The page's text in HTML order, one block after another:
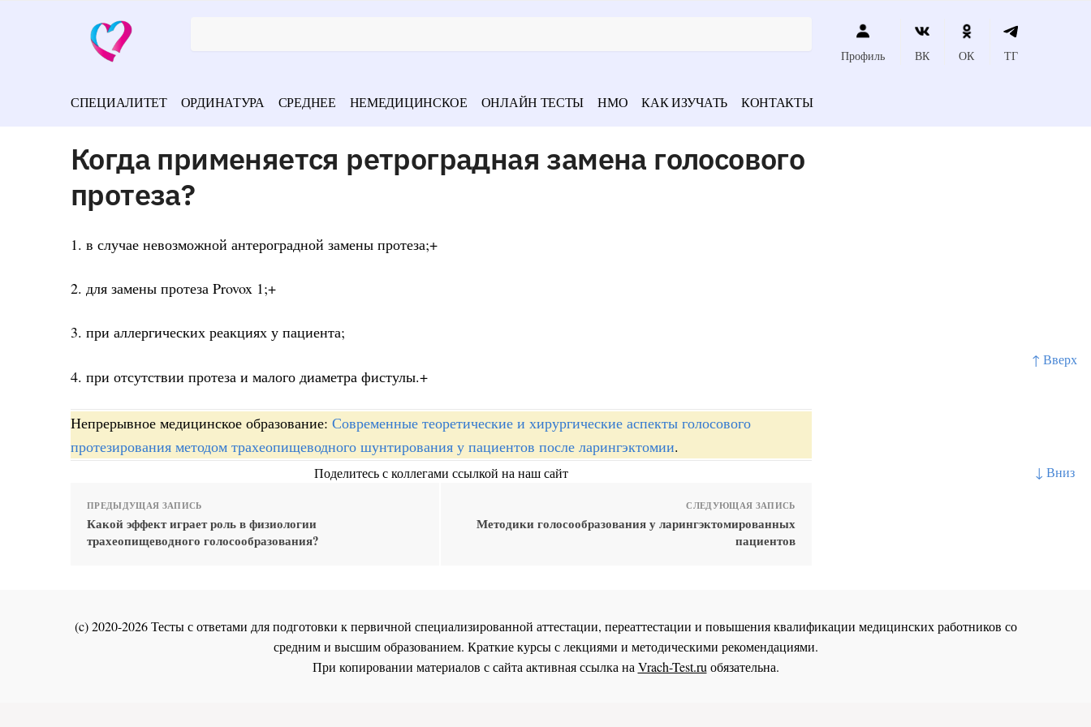
↑ Вверх
↓ Вниз
Профиль ВК ОК ТГ
СПЕЦИАЛИТЕТ ОРДИНАТУРА СРЕДНЕЕ НЕМЕДИЦИНСКОЕ ОНЛАЙН ТЕСТЫ НМО КАК ИЗУЧАТЬ КОНТАКТЫ
Когда применяется ретроградная замена голосового
протеза?
1. в случае невозможной антероградной замены протеза;+
2. для замены протеза Provox 1;+
3. при аллергических реакциях у пациента;
4. при отсутствии протеза и малого диаметра фистулы.+
Непрерывное медицинское образование: Современные теоретические и хирургические аспекты голосового
протезирования методом трахеопищеводного шунтирования у пациентов после ларингэктомии.
Поделитесь с коллегами ссылкой на наш сайт
ПРЕДЫДУЩАЯ ЗАПИСЬ
Какой эффект играет роль в физиологии
трахеопищеводного голосообразования?
СЛЕДУЮЩАЯ ЗАПИСЬ
Методики голосообразования у ларингэктомированных
пациентов
(c) 2020-2026 Тесты с ответами для подготовки к первичной специализированной аттестации, переаттестации и повышения квалификации медицинских работников со
средним и высшим образованием. Краткие курсы с лекциями и методическими рекомендациями.
При копировании материалов с сайта активная ссылка наVrach-Test.ruобязательна.